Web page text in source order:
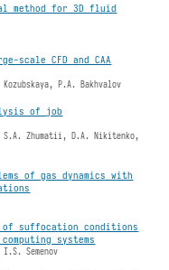
method for 3D fluid
scale CFD and CAA
P.A. Bakhvalov
of job
S.A. Zhumatii, D.A. Nikitenko,
of gas dynamics with
of suffocation conditions
systems
Semenov